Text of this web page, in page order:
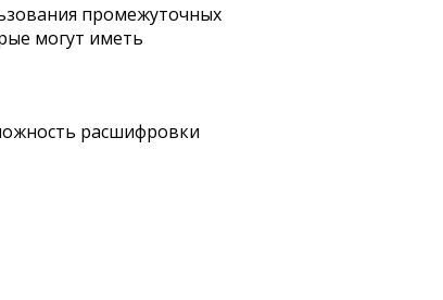
промежуточных
могут иметь
расшифровки